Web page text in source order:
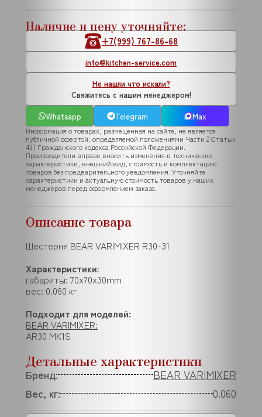
Наличие и цену уточняйте:
+7(999) 767-86-68
info@kitchen-service.com
Не нашли что искали?
Свяжитесь с нашим менеджером!
Whatsapp
Telegram Max
Информация о товарах, размещенная на сайте, не является
публичной офертой, определяемой положениями Части 2 Статьи
437 Гражданского кодекса Российской Федерации.
Производители вправе вносить изменения в технические
характеристики, внешний вид, стоимость и комплектацию
товаров без предварительного уведомления. Уточняйте
характеристики и актуальную стоимость товаров у наших
менеджеров перед оформлением заказа.
Описание товара
Шестерня BEAR VARIMIXER R30-31
Характеристики:
габариты: 70x70x30mm
вес: 0.060 кг
Подходит для моделей:
BEAR VARIMIXER:
AR30 MK1S
Детальные характеристики
Бренд:
BEAR VARIMIXER
Вес, кг:
0.060